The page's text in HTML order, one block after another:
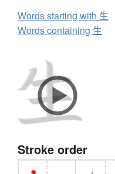
Words starting with 生
Words containing 生
Stroke order